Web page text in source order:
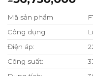
Mã sản phẩm
Công dụng:
Điện áp:
Công suất: